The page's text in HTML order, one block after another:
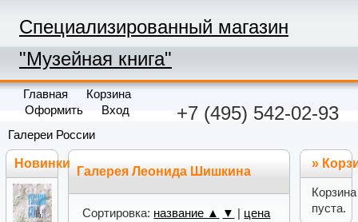
Специализированный магазин
"Музейная книга"
+7 (495) 542-02-93
Главная
Корзина
Оформить
Вход
Галереи России
Галерея Леонида Шишкина
Сортировка: название ▲ ▼
цена
Новинки »
Корзина
пуста.